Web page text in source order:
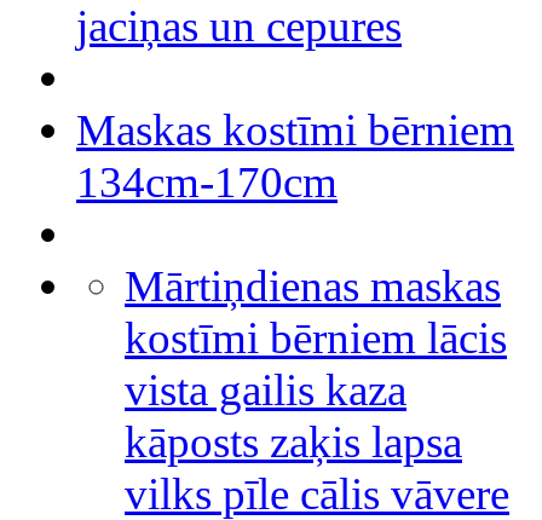
jaciņas un cepures
Maskas kostīmi bērniem
134cm-170cm
Mārtiņdienas maskas
kostīmi bērniem lācis
vista gailis kaza
kāposts zaķis lapsa
vilks pīle cālis vāvere